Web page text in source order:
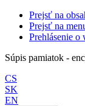
Prejsť na
Prejsť na
Prehlásenie o
Súpis pamiatok -
CS
SK
EN